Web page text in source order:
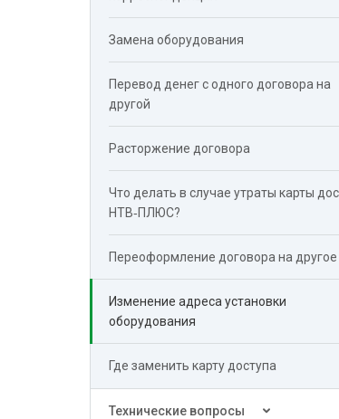
Замена оборудования
Перевод денег с одного договора на
другой
Расторжение договора
Что делать в случае утраты карты
НТВ‑ПЛЮС?
Переоформление договора на
Изменение адреса установки
оборудования
Где заменить карту доступа
Технические вопросы